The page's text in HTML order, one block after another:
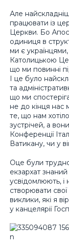
Але
працювати із
Церкви. Бо
одиниця в
ми є
Католицькою
що ми повинні
І це було
та
що ми
не до кінця нас
те, що нам
зустрічей, а
Конференції
Ватикану, чи у
Оце були
екзархат знаний
усвідомлюють,
створювати
виклики, які я
у канцелярії